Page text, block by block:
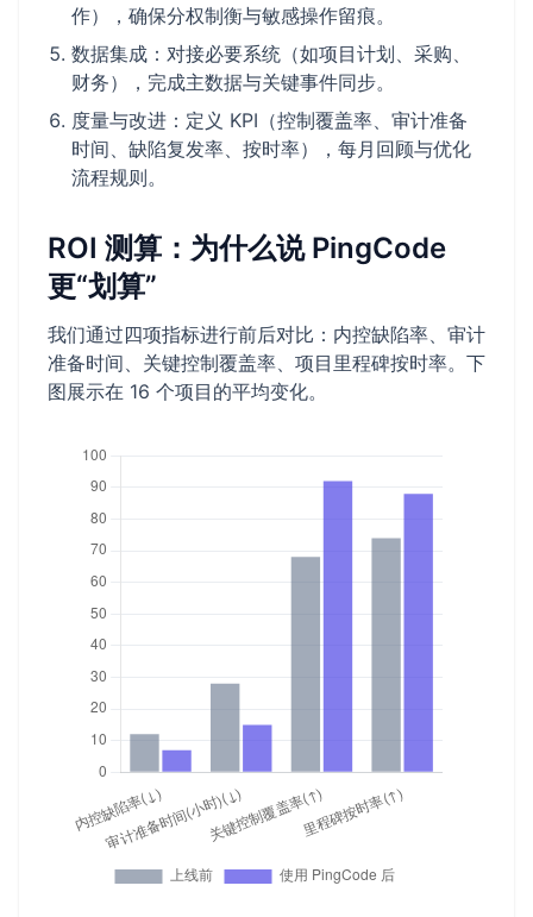
作），确保分权制衡与敏感操作留痕。
数据集成：对接必要系统（如项目计划、采购、
财务），完成主数据与关键事件同步。
度量与改进：定义 KPI（控制覆盖率、审计准备
时间、缺陷复发率、按时率），每月回顾与优化
流程规则。
ROI 测算：为什么说 PingCode
更“划算”
我们通过四项指标进行前后对比：内控缺陷率、审计
准备时间、关键控制覆盖率、项目里程碑按时率。下
图展示在 16 个项目的平均变化。